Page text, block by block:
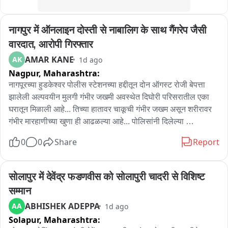
नागपुर में ऑनलाइन दोस्ती से नाबालिग के साथ गैंगरेप जैसी
वारदात, आरोपी गिरफ्तार
AK AMAR KANE 1d ago
Nagpur, Maharashtra:
नागपूरच्या हुडकेश्वर पोलीस स्टेशनच्या हद्दीतून दोन ऑगस्ट रोजी बेपत्ता
झालेली अल्पवयीन मुलगी गंभीर जखमी अवस्थेत दिघोरी परिसरातील एका
घरातून मिळाली आहे... तिच्या हातावर चाकूची गंभीर जखम असून शरीरावर
गंभीर मारहाणीच्या खुणा ही आढळल्या आहे... पोलिसांनी दिलेल्या
वर्षीय तरुणाने मुलीला दिघोरी परिसरातील त्या खोलीत बोलावून जखमी केले
मुली सोबत तीन वर्षापासून ऑनलाइन ओळख होती... त्याच ओळखीतून
दोघांमध्ये मैत्री जुळली होती... दोन ऑगस्ट रोजी निर्भय पाखरेने पीडित
मुलीला भेटायला बोलावले होते... दोन ऑगस्ट च्या संध्याकाळपर्यंत पीडित
मुलगी मोबाईल द्वारे आपल्या कुटुंबीयांच्या संपर्कात होती आणि मी मैत्रिणीकडे
आहे असे तिने कुटुंबीयांना सांगितले होते... मात्र 2 ऑगस्ट चे रात्री तिचा
0 0 Share Report
सोलापुर में देवेंद्र फडणवीस को सोलापुरी चादरी से विशिष्ट
सम्मान
AA ABHISHEK ADEPPA 1d ago
Solapur, Maharashtra: